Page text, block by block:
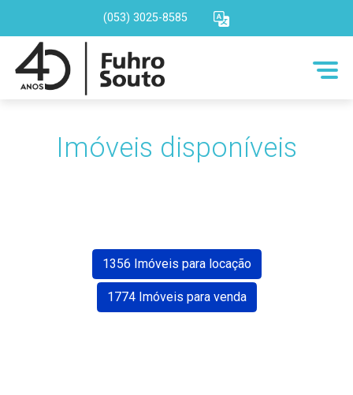
(053) 3025-8585
Imóveis disponíveis
1356 Imóveis para locação
1774 Imóveis para venda